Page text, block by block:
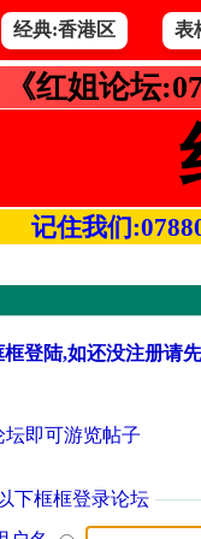
经典:香港区 表
《红姐论坛
记住我们
登陆,如还没注册请
即可游览帖子
下框框登录论坛